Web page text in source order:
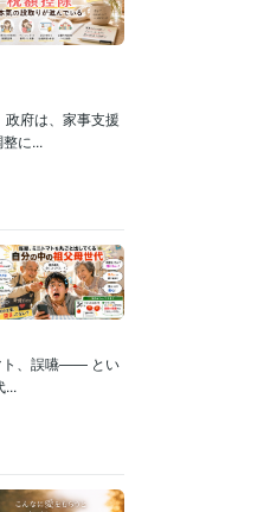
府は、家事支援
に...
ト、誤嚥—— とい
...